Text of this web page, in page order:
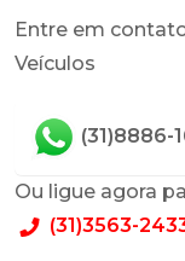
Entre em
Veículos
(31)8886-
Ou ligue agora
(31)3563-